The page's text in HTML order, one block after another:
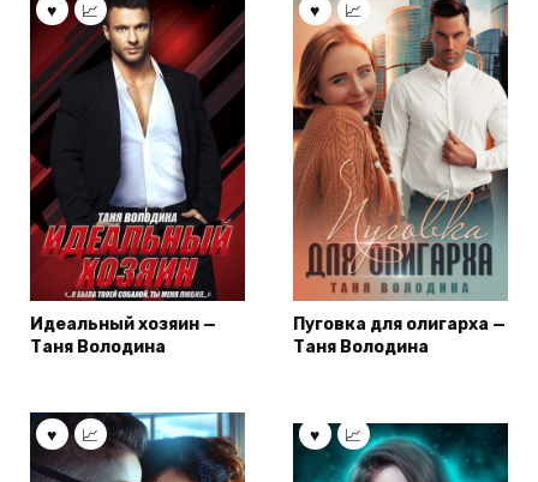
Идеальный хозяин —
Таня Володина
Пуговка для олигарха —
Таня Володина